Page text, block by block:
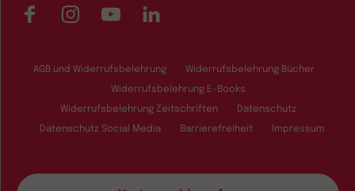
FacebookInstagramYouTubeLinkedIn
AGB und Widerrufsbelehrung Widerrufsbelehrung Bücher
Widerrufsbelehrung E-Books
Widerrufsbelehrung Zeitschriften Datenschutz
Datenschutz Social Media Barrierefreiheit Impressum